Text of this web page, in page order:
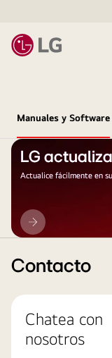
Manuales y Software
LG
Actualice fácilmente en
LG
actualización
Contacto
Chatea con
nosotros